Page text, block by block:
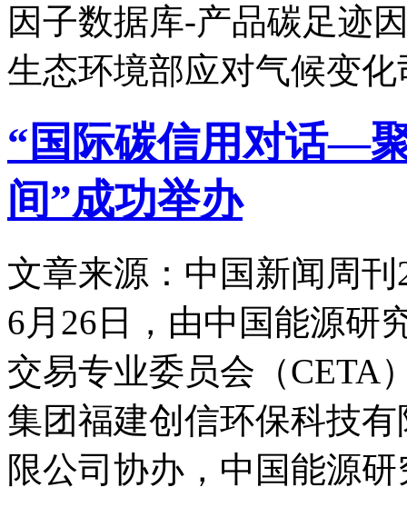
因子数据库-产品碳足迹
生态环境部应对气候变化
“国际碳信用对话—
间”成功举办
文章来源：中国新闻周刊
6月26日，由中国能源研
交易专业委员会（CETA
集团福建创信环保科技
限公司协办，中国能源研